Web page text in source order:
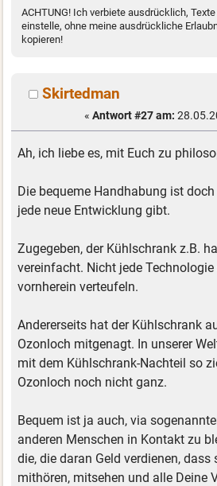
ACHTUNG! Ich verbiete ausdrücklich,
einstelle, ohne meine ausdrückliche
kopieren!
Skirtedman
« Antwort #27 am:
Ah, ich liebe es, mit Euch zu
Die bequeme Handhabung ist
jede neue Entwicklung gibt.
Zugegeben, der Kühlschrank z.B.
vereinfacht. Nicht jede
vornherein verteufeln.
Andererseits hat der Kühlschrank
Ozonloch mitgenagt. In unserer
mit dem Kühlschrank-Nachteil so
Ozonloch noch nicht ganz.
Bequem ist ja auch, via
anderen Menschen in Kontakt zu
die, die daran Geld verdienen, dass
mithören, mitsehen und alle Deine